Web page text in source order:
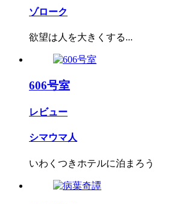
ゾローク
欲望は人を大きくする...
606号室
レビュー
シマウマ人
いわくつきホテルに泊まろう